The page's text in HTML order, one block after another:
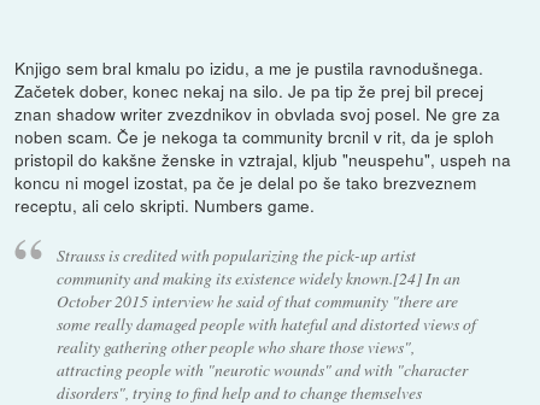
Knjigo sem bral kmalu po izidu, a me je pustila ravnodušnega.
Začetek dober, konec nekaj na silo. Je pa tip že prej bil precej
znan shadow writer zvezdnikov in obvlada svoj posel. Ne gre za
noben scam. Če je nekoga ta community brcnil v rit, da je sploh
pristopil do kakšne ženske in vztrajal, kljub "neuspehu", uspeh na
koncu ni mogel izostat, pa če je delal po še tako brezveznem
receptu, ali celo skripti. Numbers game.
Strauss is credited with popularizing the pick-up artist
community and making its existence widely known.[24] In an
October 2015 interview he said of that community "there are
some really damaged people with hateful and distorted views of
reality gathering other people who share those views",
attracting people with "neurotic wounds" and with "character
disorders", trying to find help and to change themselves